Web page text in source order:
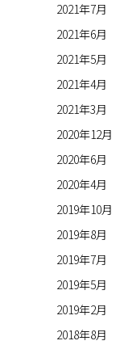
2021年7月
2021年6月
2021年5月
2021年4月
2021年3月
2020年12月
2020年6月
2020年4月
2019年10月
2019年8月
2019年7月
2019年5月
2019年2月
2018年8月